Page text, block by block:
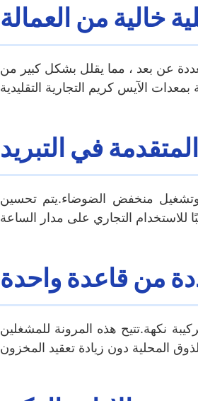
خالية من العمالة
عن بعد ، مما يقلل بشكل كبير من
منخفض الضوضاء.يتم تحسين
من قاعدة واحدة
قاعدة آيس كريم واحدة جنبا إلى جنب مع الشراب والطوابات ، يمكن للآلة إنشاء ما يصل إلى 59 تركيبة نكهة.تتيح هذه المرونة للمشغلين